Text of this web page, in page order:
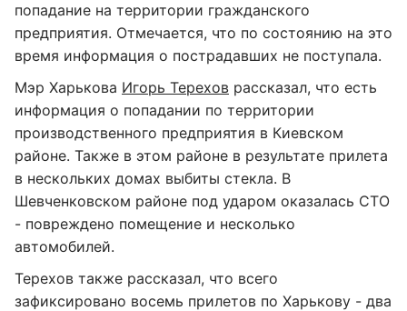
попадание на территории гражданского
предприятия. Отмечается, что по состоянию на это
время информация о пострадавших не поступала.
Мэр Харькова Игорь Терехов рассказал, что есть
информация о попадании по территории
производственного предприятия в Киевском
районе. Также в этом районе в результате прилета
в нескольких домах выбиты стекла. В
Шевченковском районе под ударом оказалась СТО
- повреждено помещение и несколько
автомобилей.
Терехов также рассказал, что всего
зафиксировано восемь прилетов по Харькову - два